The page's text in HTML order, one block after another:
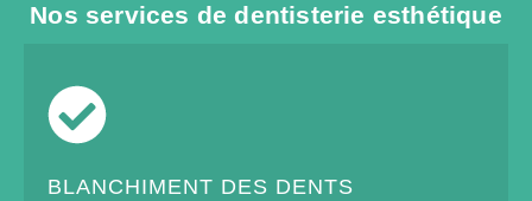
Nos services de dentisterie esthétique
BLANCHIMENT DES DENTS